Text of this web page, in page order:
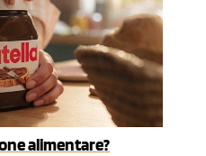
alimentare?